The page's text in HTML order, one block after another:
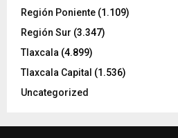
Región Poniente (1.109)
Región Sur (3.347)
Tlaxcala (4.899)
Tlaxcala Capital (1.536)
Uncategorized